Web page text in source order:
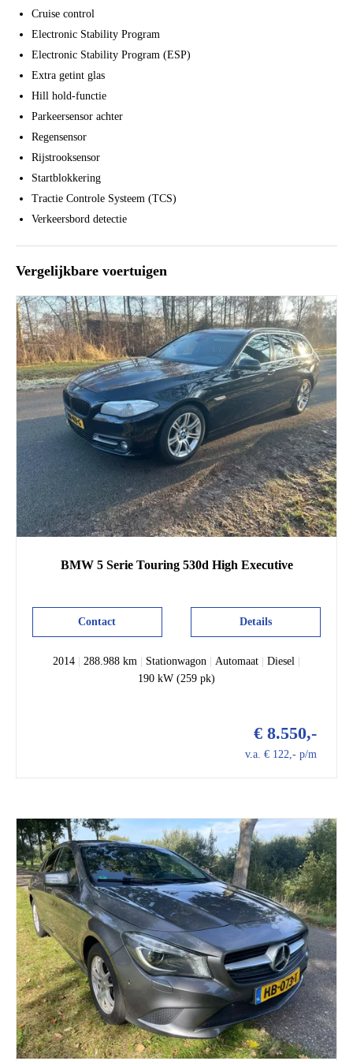
Cruise control
Electronic Stability Program
Electronic Stability Program (ESP)
Extra getint glas
Hill hold-functie
Parkeersensor achter
Regensensor
Rijstrooksensor
Startblokkering
Tractie Controle Systeem (TCS)
Verkeersbord detectie
Vergelijkbare voertuigen
BMW 5 Serie Touring 530d High Executive
Details
Contact
2014 | 288.988 km | Stationwagon | Automaat | Diesel |
190 kW (259 pk)
€ 8.550,-
v.a. € 122,- p/m